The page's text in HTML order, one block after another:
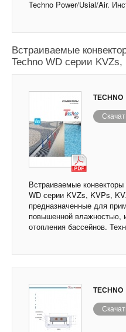
Techno Power/Usial/Air.
Встраиваемые
Techno WD серии
TECHNO
Встраиваемые
WD серии KVZs, KVPs,
предназначенные для
повышенной влажностью,
отопления бассейнов.
TECHNO